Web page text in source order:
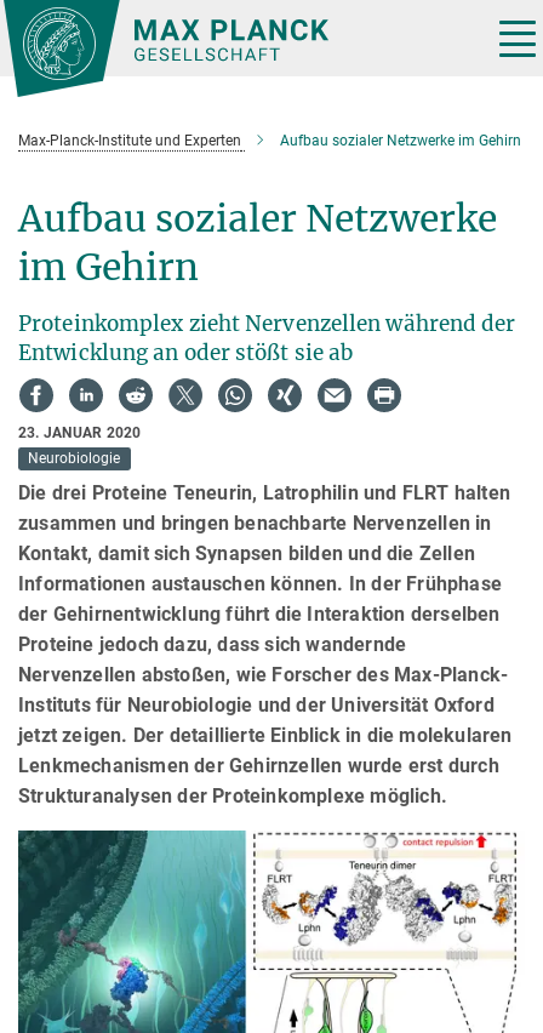
Hauptinhalt
Max-Planck-Institute und Experten Aufbau sozialer Netzwerke im Gehirn
Aufbau sozialer Netzwerke
im Gehirn
Proteinkomplex zieht Nervenzellen während der
Entwicklung an oder stößt sie ab
23. JANUAR 2020
Neurobiologie
Die drei Proteine Teneurin, Latrophilin und FLRT halten
zusammen und bringen benachbarte Nervenzellen in
Kontakt, damit sich Synapsen bilden und die Zellen
Informationen austauschen können. In der Frühphase
der Gehirnentwicklung führt die Interaktion derselben
Proteine jedoch dazu, dass sich wandernde
Nervenzellen abstoßen, wie Forscher des Max-Planck-
Instituts für Neurobiologie und der Universität Oxford
jetzt zeigen. Der detaillierte Einblick in die molekularen
Lenkmechanismen der Gehirnzellen wurde erst durch
Strukturanalysen der Proteinkomplexe möglich.